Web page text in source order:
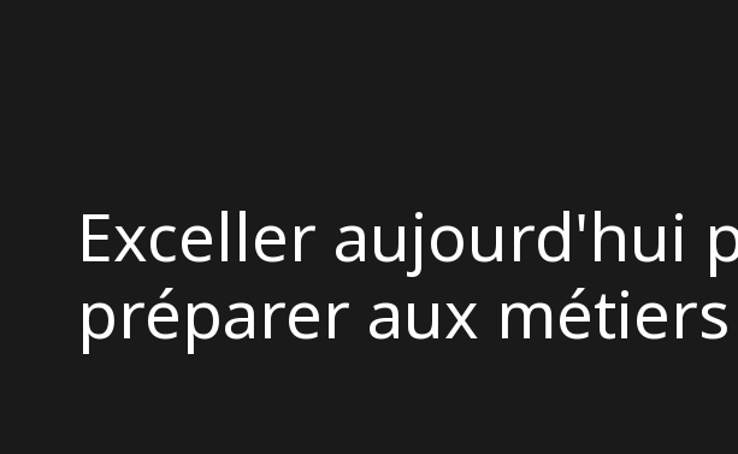
Exceller aujourd'hui
préparer aux